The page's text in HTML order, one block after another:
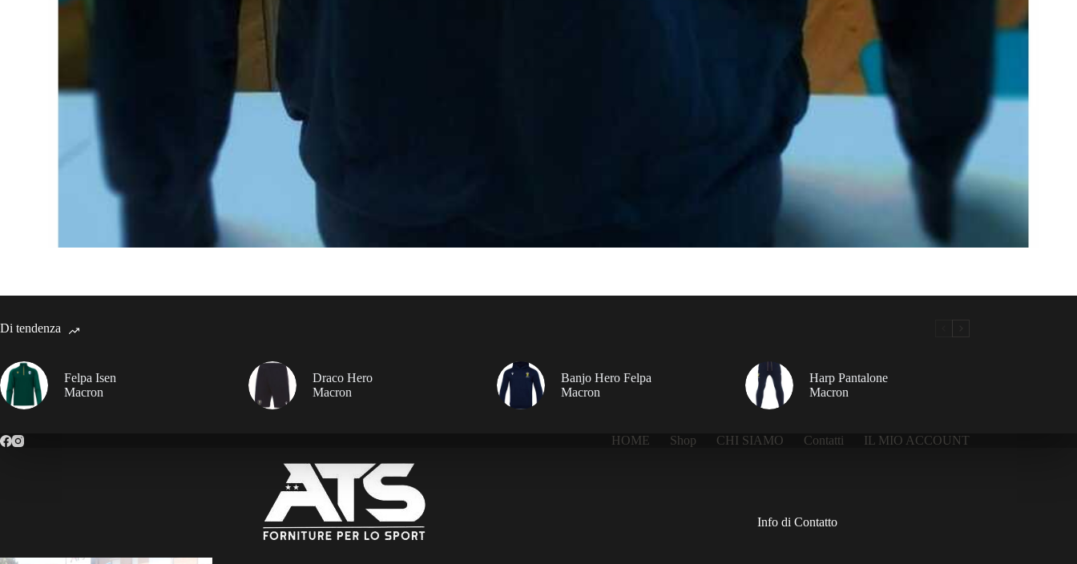
Di tendenza
Felpa Isen
Macron
Draco Hero
Macron
Banjo Hero Felpa
Macron
Harp Pantalone
Macron
HOME Shop CHI SIAMO Contatti IL MIO ACCOUNT
Info di Contatto